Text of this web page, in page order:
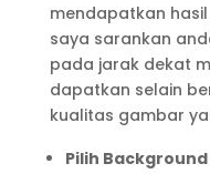
mendapatkan
saya sarankan
pada jarak dekat
dapatkan selain
kualitas gambar
Pilih